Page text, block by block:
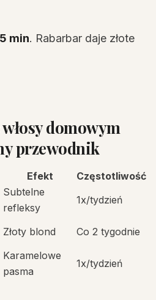
min. Rabarbar daje złote
domowym
przewodnik
Efekt
Częstotliwość
Subtelne
refleksy
1x/tydzień
Złoty blond
Co 2 tygodnie
Karamelowe
pasma
1x/tydzień